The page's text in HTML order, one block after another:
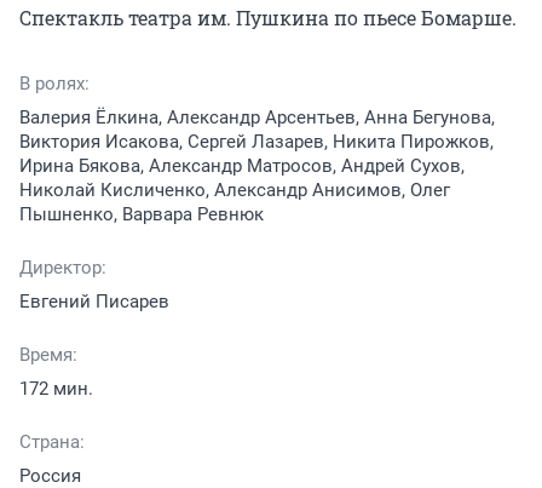
Спектакль театра им. Пушкина по пьесе Бомарше.
В ролях:
Валерия Ёлкина, Александр Арсентьев, Анна Бегунова,
Виктория Исакова, Сергей Лазарев, Никита Пирожков,
Ирина Бякова, Александр Матросов, Андрей Сухов,
Николай Кисличенко, Александр Анисимов, Олег
Пышненко, Варвара Ревнюк
Директор:
Евгений Писарев
Время:
172 мин.
Страна:
Россия